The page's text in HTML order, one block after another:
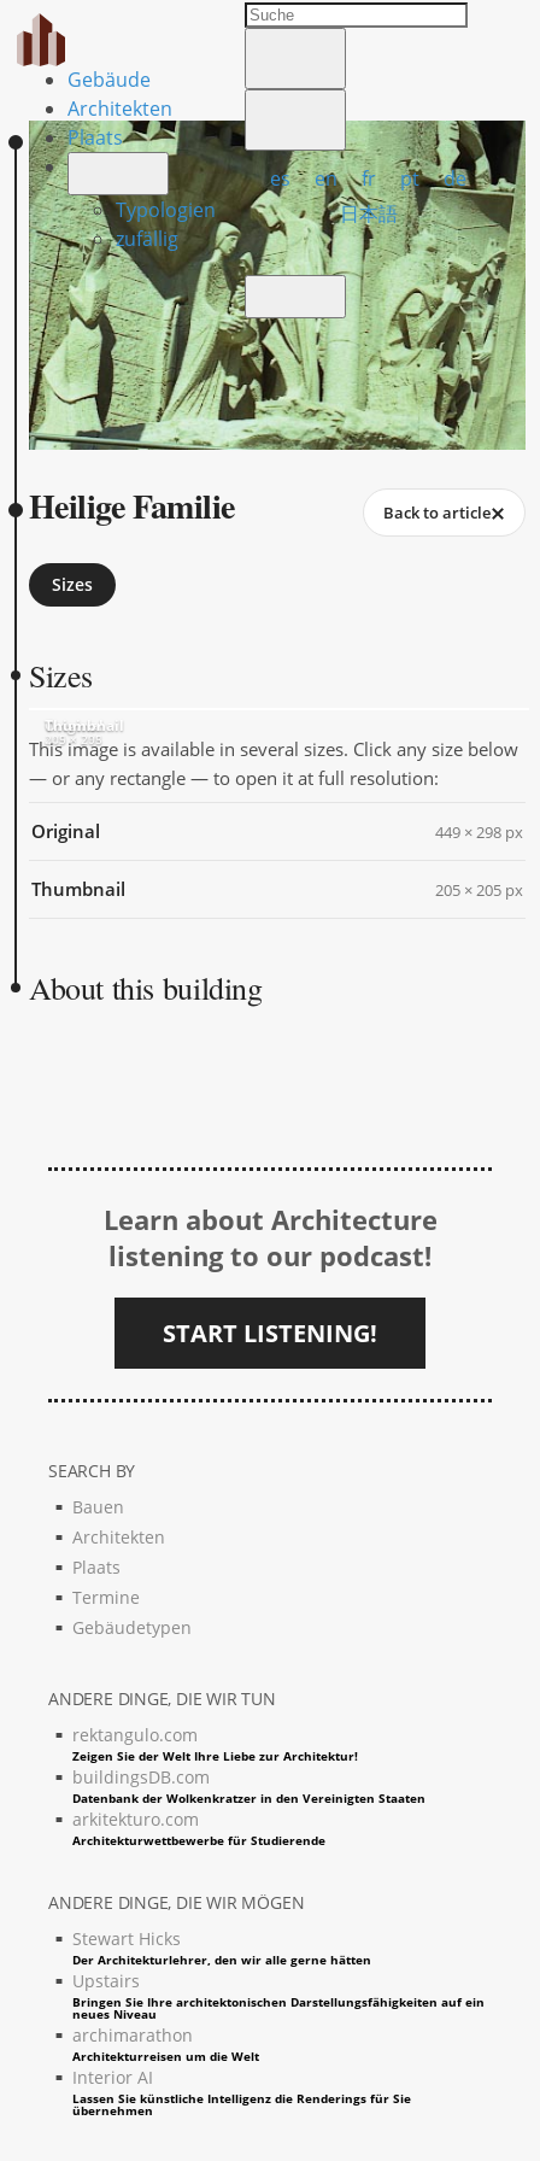
Gebäude
Architekten
Plaats
Typologien
zufällig
es en fr pt
de
日本語
Heilige Familie Back to article
Sizes
Sizes
Original
449 × 298
Thumbnail
205 × 205
This image is available in several sizes. Click any size below
— or any rectangle — to open it at full resolution:
Original 449 × 298 px
Thumbnail 205 × 205 px
About this building
Learn about Architecture
listening to our podcast!
START LISTENING!
SEARCH BY
Bauen
Architekten
Plaats
Termine
Gebäudetypen
ANDERE DINGE, DIE WIR TUN
rektangulo.com
Zeigen Sie der Welt Ihre Liebe zur Architektur!
buildingsDB.com
Datenbank der Wolkenkratzer in den Vereinigten Staaten
arkitekturo.com
Architekturwettbewerbe für Studierende
ANDERE DINGE, DIE WIR MÖGEN
Stewart Hicks
Der Architekturlehrer, den wir alle gerne hätten
Upstairs
Bringen Sie Ihre architektonischen Darstellungsfähigkeiten auf ein
neues Niveau
archimarathon
Architekturreisen um die Welt
Interior AI
Lassen Sie künstliche Intelligenz die Renderings für Sie
übernehmen